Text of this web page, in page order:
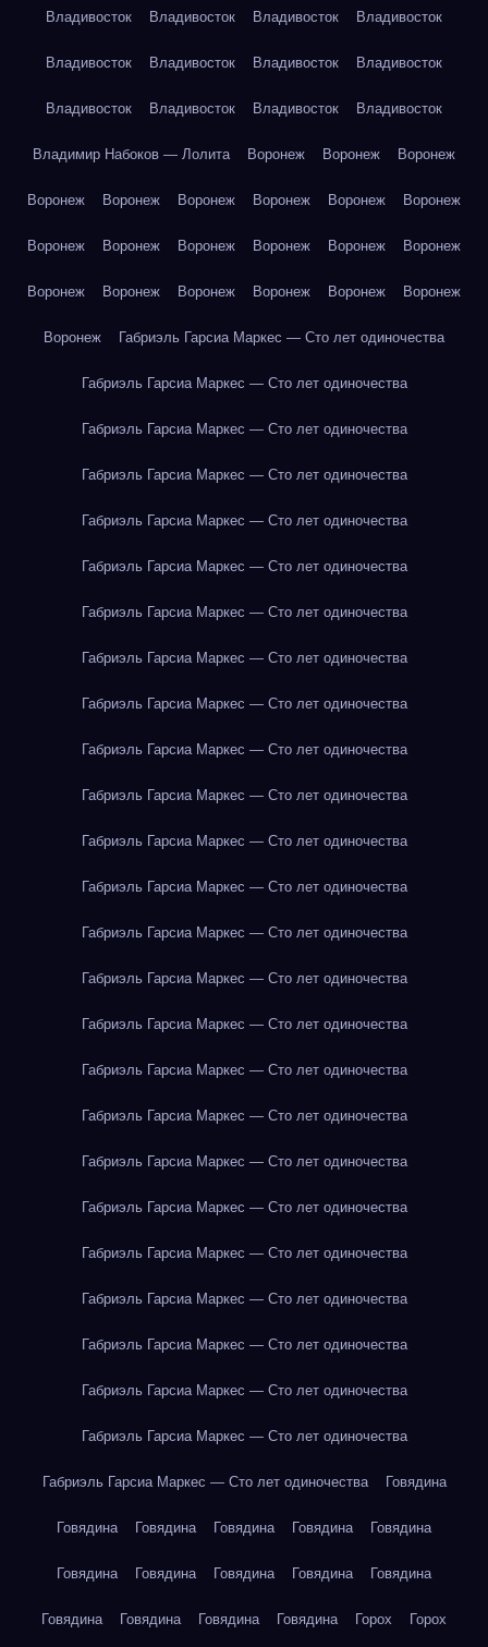
Владивосток Владивосток Владивосток Владивосток
Владивосток Владивосток Владивосток Владивосток
Владивосток Владивосток Владивосток Владивосток
Владимир Набоков — Лолита Воронеж Воронеж Воронеж
Воронеж Воронеж Воронеж Воронеж Воронеж Воронеж
Воронеж Воронеж Воронеж Воронеж Воронеж Воронеж
Воронеж Воронеж Воронеж Воронеж Воронеж Воронеж
Воронеж Габриэль Гарсиа Маркес — Сто лет одиночества
Габриэль Гарсиа Маркес — Сто лет одиночества
Габриэль Гарсиа Маркес — Сто лет одиночества
Габриэль Гарсиа Маркес — Сто лет одиночества
Габриэль Гарсиа Маркес — Сто лет одиночества
Габриэль Гарсиа Маркес — Сто лет одиночества
Габриэль Гарсиа Маркес — Сто лет одиночества
Габриэль Гарсиа Маркес — Сто лет одиночества
Габриэль Гарсиа Маркес — Сто лет одиночества
Габриэль Гарсиа Маркес — Сто лет одиночества
Габриэль Гарсиа Маркес — Сто лет одиночества
Габриэль Гарсиа Маркес — Сто лет одиночества
Габриэль Гарсиа Маркес — Сто лет одиночества
Габриэль Гарсиа Маркес — Сто лет одиночества
Габриэль Гарсиа Маркес — Сто лет одиночества
Габриэль Гарсиа Маркес — Сто лет одиночества
Габриэль Гарсиа Маркес — Сто лет одиночества
Габриэль Гарсиа Маркес — Сто лет одиночества
Габриэль Гарсиа Маркес — Сто лет одиночества
Габриэль Гарсиа Маркес — Сто лет одиночества
Габриэль Гарсиа Маркес — Сто лет одиночества
Габриэль Гарсиа Маркес — Сто лет одиночества
Габриэль Гарсиа Маркес — Сто лет одиночества
Габриэль Гарсиа Маркес — Сто лет одиночества
Габриэль Гарсиа Маркес — Сто лет одиночества
Габриэль Гарсиа Маркес — Сто лет одиночества Говядина
Говядина Говядина Говядина Говядина Говядина
Говядина Говядина Говядина Говядина Говядина
Говядина Говядина Говядина Говядина Горох Горох